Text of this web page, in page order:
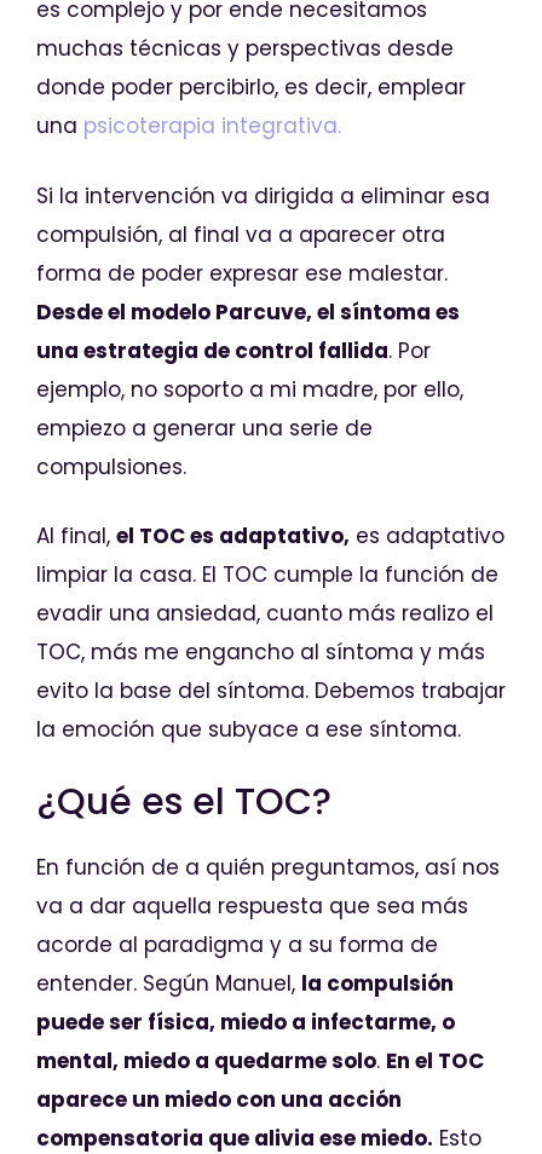
es complejo y por ende necesitamos
muchas técnicas y perspectivas desde
donde poder percibirlo, es decir, emplear
una psicoterapia integrativa.
Si la intervención va dirigida a eliminar esa
compulsión, al final va a aparecer otra
forma de poder expresar ese malestar.
Desde el modelo Parcuve, el síntoma es
una estrategia de control fallida. Por
ejemplo, no soporto a mi madre, por ello,
empiezo a generar una serie de
compulsiones.
Al final, el TOC es adaptativo, es adaptativo
limpiar la casa. El TOC cumple la función de
evadir una ansiedad, cuanto más realizo el
TOC, más me engancho al síntoma y más
evito la base del síntoma. Debemos trabajar
la emoción que subyace a ese síntoma.
¿Qué es el TOC?
En función de a quién preguntamos, así nos
va a dar aquella respuesta que sea más
acorde al paradigma y a su forma de
entender. Según Manuel, la compulsión
puede ser física, miedo a infectarme, o
mental, miedo a quedarme solo. En el TOC
aparece un miedo con una acción
compensatoria que alivia ese miedo. Esto